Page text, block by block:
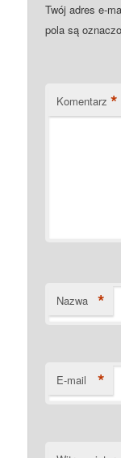
Twój adres e-
pola są
Komentarz *
Nazwa *
E-mail *